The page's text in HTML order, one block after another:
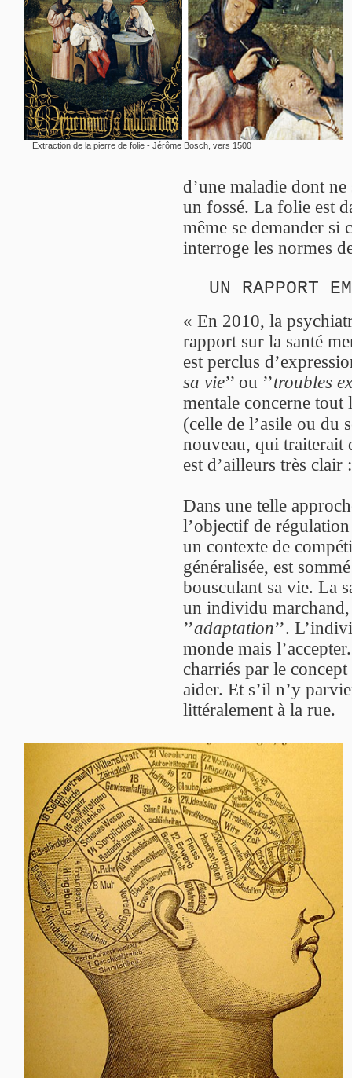
Extraction de la pierre de folie - Jérôme Bosch, vers 1500
d’une maladie dont
un fossé. La folie est
même se demander si
interroge les normes
UN RAPPORT
« En 2010, la
rapport sur la santé
est perclus
sa vie’’ ou ’’troubles
mentale concerne tout
(celle de l’asile ou du
nouveau, qui traiterait
est d’ailleurs très clair :
Dans une telle
l’objectif de
un contexte de
généralisée, est
bousculant sa vie. La
un individu marchand,
’’adaptation’’.
monde mais
charriés par le concept
aider. Et s’il n’y
littéralement à la rue.